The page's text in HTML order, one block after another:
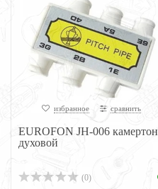
избранное сравнить
EUROFON JH-006 камертон
духовой
(0)